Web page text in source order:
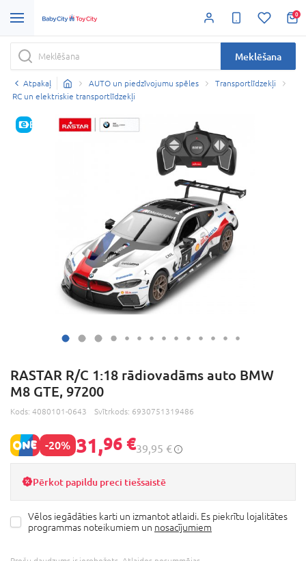
0
Meklēšana
Atpakaļ AUTO un piedzīvojumu spēles
Transportlīdzekļi
RC un elektriskie transportlīdzekļi
E-CENA
RASTAR R/C 1:18 rādiovadāms auto BMW
M8 GTE, 97200
Kods: 4080101-0643 Svītrkods: 6930751319486
-20% 31,96 €39,95 €
Pērkot papildu preci tiešsaistē
Vēlos iegādāties karti un izmantot atlaidi. Es piekrītu lojalitātes
programmas noteikumiem un nosacījumiem